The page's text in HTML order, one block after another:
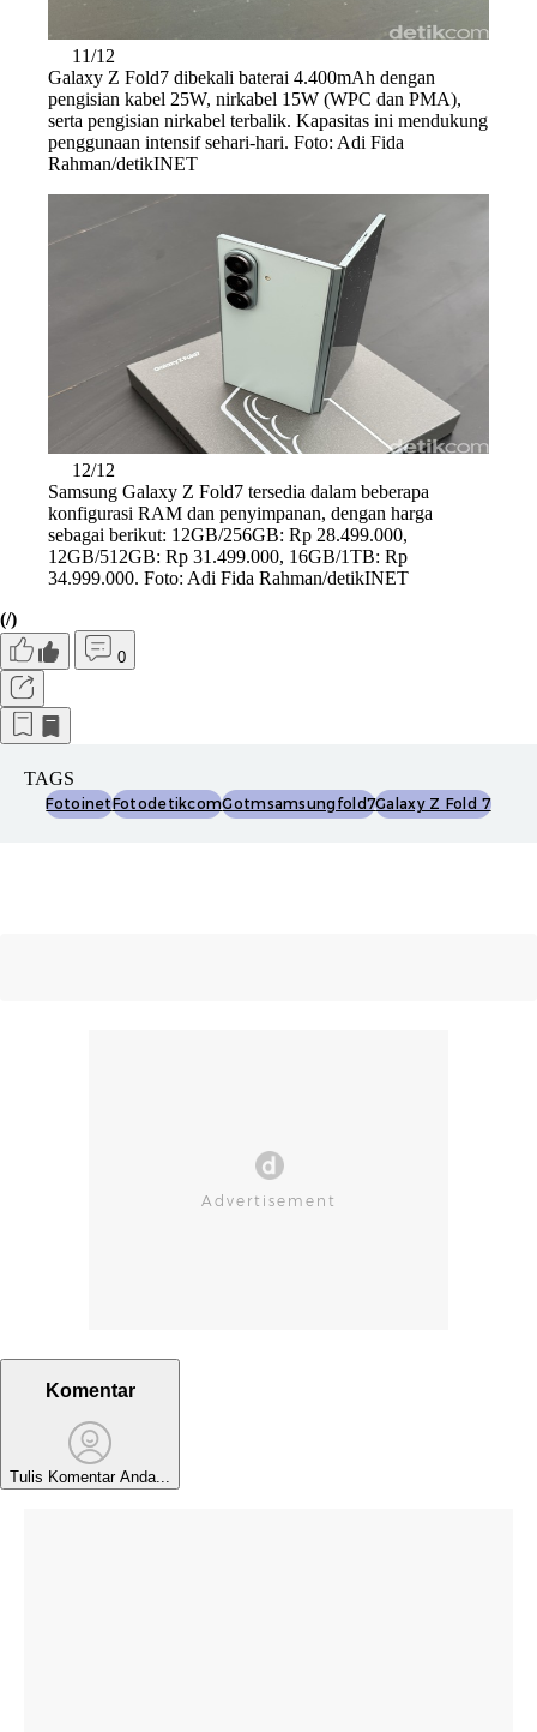
11/12
Galaxy Z Fold7 dibekali baterai 4.400mAh dengan
pengisian kabel 25W, nirkabel 15W (WPC dan PMA),
serta pengisian nirkabel terbalik. Kapasitas ini mendukung
penggunaan intensif sehari-hari. Foto: Adi Fida
Rahman/detikINET
12/12
Samsung Galaxy Z Fold7 tersedia dalam beberapa
konfigurasi RAM dan penyimpanan, dengan harga
sebagai berikut: 12GB/256GB: Rp 28.499.000,
12GB/512GB: Rp 31.499.000, 16GB/1TB: Rp
34.999.000. Foto: Adi Fida Rahman/detikINET
(/)
0
TAGS
FotoinetFotodetikcomGotmsamsungfold7Galaxy Z Fold 7
Komentar
Tulis Komentar Anda...